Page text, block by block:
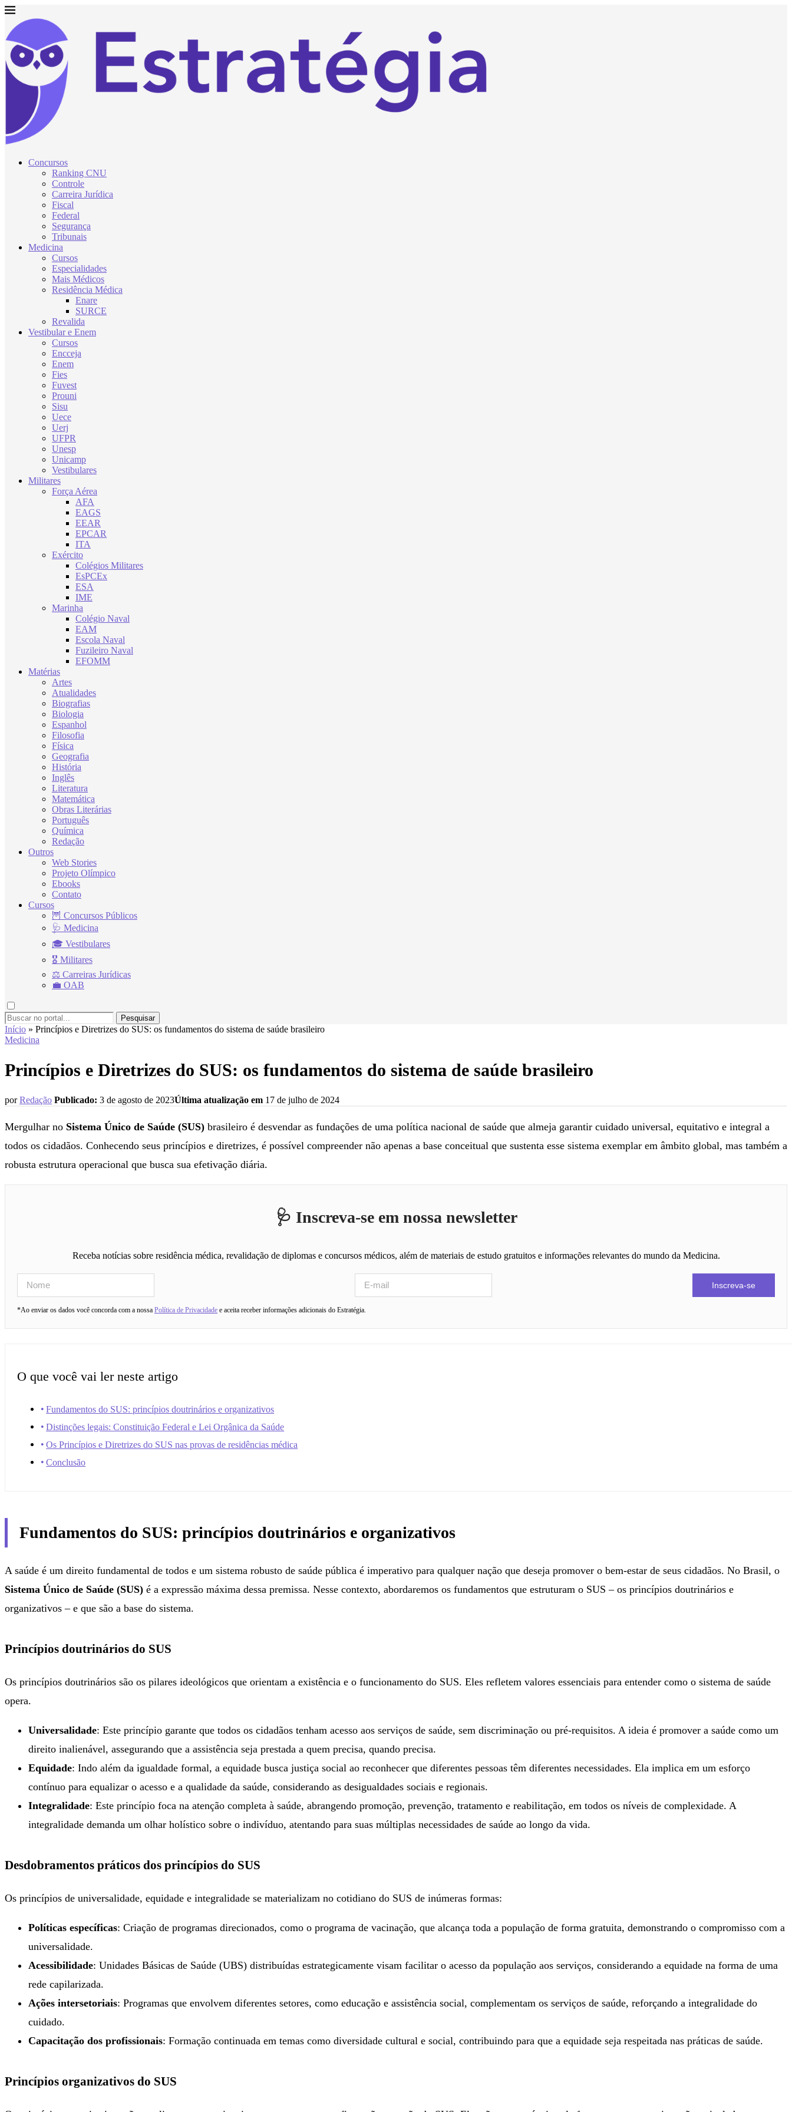
Concursos
Ranking CNU
Controle
Carreira Jurídica
Fiscal
Federal
Segurança
Tribunais
Medicina
Cursos
Especialidades
Mais Médicos
Residência Médica
Enare
SURCE
Revalida
Vestibular e Enem
Cursos
Encceja
Enem
Fies
Fuvest
Prouni
Sisu
Uece
Uerj
UFPR
Unesp
Unicamp
Vestibulares
Militares
Força Aérea
AFA
EAGS
EEAR
EPCAR
ITA
Exército
Colégios Militares
EsPCEx
ESA
IME
Marinha
Colégio Naval
EAM
Escola Naval
Fuzileiro Naval
EFOMM
Matérias
Artes
Atualidades
Biografias
Biologia
Espanhol
Filosofia
Física
Geografia
História
Inglês
Literatura
Matemática
Obras Literárias
Português
Química
Redação
Outros
Web Stories
Projeto Olímpico
Ebooks
Contato
Cursos
🦉 Concursos Públicos
🩺 Medicina
🎓 Vestibulares
🎖 Militares
⚖ Carreiras Jurídicas
💼 OAB
Pesquisar
Início » Princípios e Diretrizes do SUS: os fundamentos do sistema de saúde brasileiro
Medicina
Princípios e Diretrizes do SUS: os fundamentos do sistema de saúde brasileiro
porRedação Publicado: 3 de agosto de 2023Última atualização em 17 de julho de 2024
Mergulhar no Sistema Único de Saúde (SUS) brasileiro é desvendar as fundações de uma política nacional de saúde que almeja garantir cuidado universal, equitativo e integral a
todos os cidadãos. Conhecendo seus princípios e diretrizes, é possível compreender não apenas a base conceitual que sustenta esse sistema exemplar em âmbito global, mas também a
robusta estrutura operacional que busca sua efetivação diária.
🩺 Inscreva-se em nossa newsletter
Receba notícias sobre residência médica, revalidação de diplomas e concursos médicos, além de materiais de estudo gratuitos e informações relevantes do mundo da Medicina.
Inscreva-se
*Ao enviar os dados você concorda com a nossa Política de Privacidade e aceita receber informações adicionais do Estratégia.
O que você vai ler neste artigo
Fundamentos do SUS: princípios doutrinários e organizativos
Distinções legais: Constituição Federal e Lei Orgânica da Saúde
Os Princípios e Diretrizes do SUS nas provas de residências médica
Conclusão
Fundamentos do SUS: princípios doutrinários e organizativos
A saúde é um direito fundamental de todos e um sistema robusto de saúde pública é imperativo para qualquer nação que deseja promover o bem-estar de seus cidadãos. No Brasil, o
Sistema Único de Saúde (SUS) é a expressão máxima dessa premissa. Nesse contexto, abordaremos os fundamentos que estruturam o SUS – os princípios doutrinários e
organizativos – e que são a base do sistema.
Princípios doutrinários do SUS
Os princípios doutrinários são os pilares ideológicos que orientam a existência e o funcionamento do SUS. Eles refletem valores essenciais para entender como o sistema de saúde
opera.
Universalidade: Este princípio garante que todos os cidadãos tenham acesso aos serviços de saúde, sem discriminação ou pré-requisitos. A ideia é promover a saúde como um
direito inalienável, assegurando que a assistência seja prestada a quem precisa, quando precisa.
Equidade: Indo além da igualdade formal, a equidade busca justiça social ao reconhecer que diferentes pessoas têm diferentes necessidades. Ela implica em um esforço
contínuo para equalizar o acesso e a qualidade da saúde, considerando as desigualdades sociais e regionais.
Integralidade: Este princípio foca na atenção completa à saúde, abrangendo promoção, prevenção, tratamento e reabilitação, em todos os níveis de complexidade. A
integralidade demanda um olhar holístico sobre o indivíduo, atentando para suas múltiplas necessidades de saúde ao longo da vida.
Desdobramentos práticos dos princípios do SUS
Os princípios de universalidade, equidade e integralidade se materializam no cotidiano do SUS de inúmeras formas:
Políticas específicas: Criação de programas direcionados, como o programa de vacinação, que alcança toda a população de forma gratuita, demonstrando o compromisso com a
universalidade.
Acessibilidade: Unidades Básicas de Saúde (UBS) distribuídas estrategicamente visam facilitar o acesso da população aos serviços, considerando a equidade na forma de uma
rede capilarizada.
Ações intersetoriais: Programas que envolvem diferentes setores, como educação e assistência social, complementam os serviços de saúde, reforçando a integralidade do
cuidado.
Capacitação dos profissionais: Formação continuada em temas como diversidade cultural e social, contribuindo para que a equidade seja respeitada nas práticas de saúde.
Princípios organizativos do SUS